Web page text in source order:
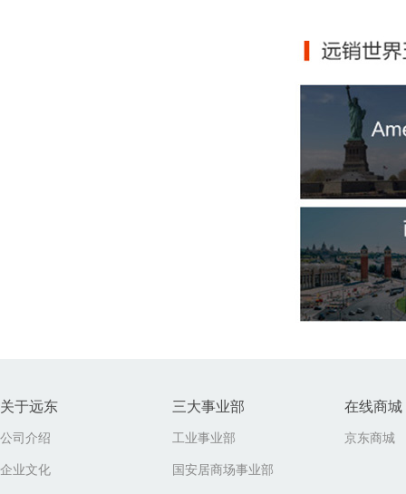
关于远东 三大事业部 在线商城
公司介绍 工业事业部 京东商城
企业文化 国安居商场事业部